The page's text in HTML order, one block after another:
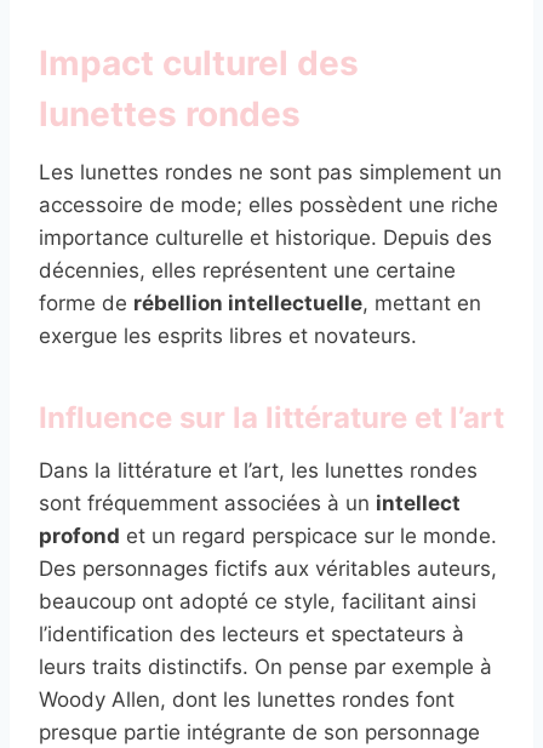
Impact culturel des
lunettes rondes
Les lunettes rondes ne sont pas simplement un
accessoire de mode; elles possèdent une riche
importance culturelle et historique. Depuis des
décennies, elles représentent une certaine
forme de rébellion intellectuelle, mettant en
exergue les esprits libres et novateurs.
Influence sur la littérature et l’art
Dans la littérature et l’art, les lunettes rondes
sont fréquemment associées à un intellect
profond et un regard perspicace sur le monde.
Des personnages fictifs aux véritables auteurs,
beaucoup ont adopté ce style, facilitant ainsi
l’identification des lecteurs et spectateurs à
leurs traits distinctifs. On pense par exemple à
Woody Allen, dont les lunettes rondes font
presque partie intégrante de son personnage